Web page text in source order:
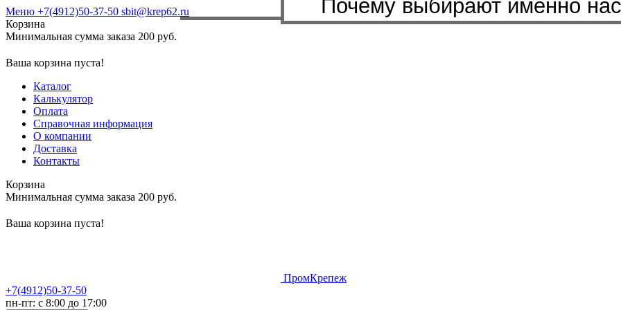
Меню +7(4912)50-37-50 sbit@krep62.ru
Корзина
Минимальная сумма заказа 200 руб.
Ваша корзина пуста!
Каталог
Калькулятор
Оплата
Справочная информация
О компании
Доставка
Контакты
Корзина
Минимальная сумма заказа 200 руб.
Ваша корзина пуста!
ПромКрепеж
+7(4912)50-37-50
пн-пт: с 8:00 до 17:00
Почему выбирают именно